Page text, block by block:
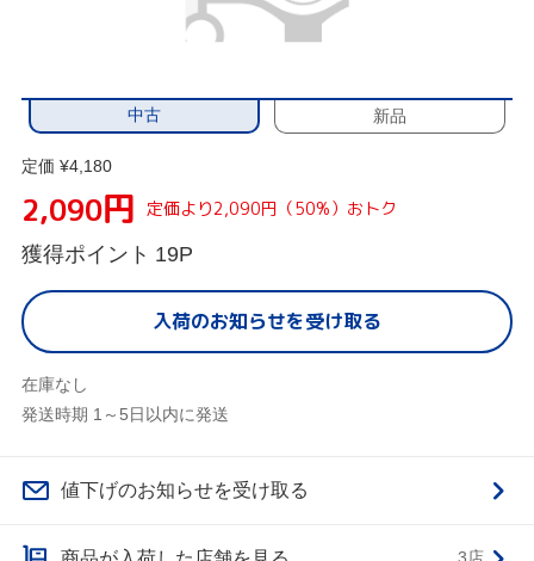
中古 新品
定価 ¥4,180
2,090円 定価より2,090円（50%）おトク
獲得ポイント 19P
入荷のお知らせを受け取る
在庫なし
発送時期 1～5日以内に発送
値下げのお知らせを受け取る